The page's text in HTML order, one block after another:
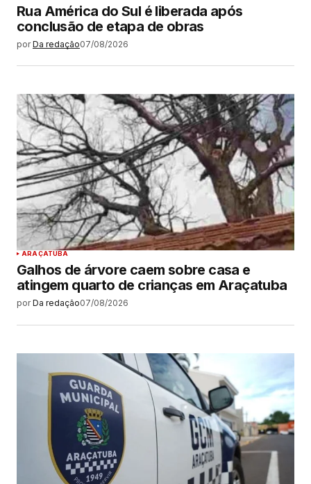
Rua América do Sul é liberada após
conclusão de etapa de obras
por Da redação07/08/2026
ARAÇATUBA
Galhos de árvore caem sobre casa e
atingem quarto de crianças em Araçatuba
por Da redação07/08/2026